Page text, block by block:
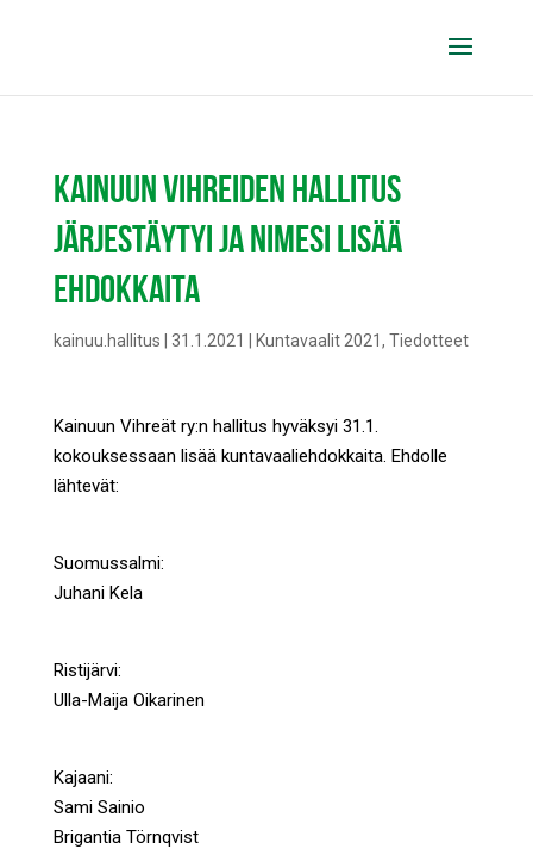
KAINUUN VIHREIDEN HALLITUS
JÄRJESTÄYTYI JA NIMESI LISÄÄ
EHDOKKAITA
kainuu.hallitus 31.1.2021 Kuntavaalit 2021 , Tiedotteet
Kainuun Vihreät ry:n hallitus hyväksyi 31.1.
kokouksessaan lisää kuntavaaliehdokkaita. Ehdolle
lähtevät:
Suomussalmi:
Juhani Kela
Ristijärvi:
Ulla-Maija Oikarinen
Kajaani:
Sami Sainio
Brigantia Törnqvist